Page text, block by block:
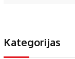
Kategorijas